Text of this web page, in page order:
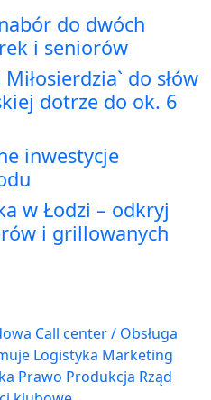
do dwóch
i seniorów
do słów
dotrze do ok. 6
inwestycje
w Łodzi – odkryj
i grillowanych
Call center / Obsługa
Logistyka Marketing
Prawo Produkcja Rząd